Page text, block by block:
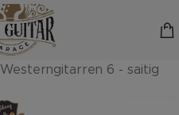
Westerngitarren 6 - saitig